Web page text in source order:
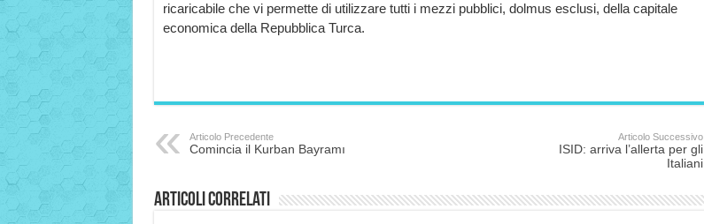
ricaricabile che vi permette di utilizzare tutti i mezzi pubblici, dolmus esclusi, della capitale
economica della Repubblica Turca.
Articolo Precedente
Comincia il Kurban Bayramı
Articolo Successivo
ISID: arriva l’allerta per gli
Italiani
Articoli correlati